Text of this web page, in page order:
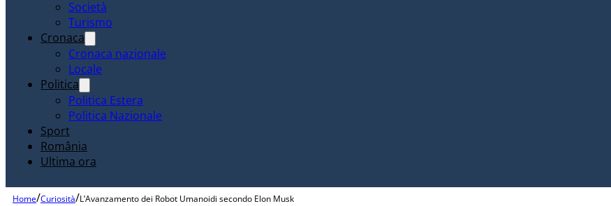
Società
Turismo
Cronaca
Cronaca nazionale
Locale
Politica
Politica Estera
Politica Nazionale
Sport
România
Ultima ora
Home/Curiosità/L’Avanzamento dei Robot Umanoidi secondo Elon Musk